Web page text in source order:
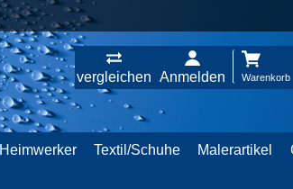
vergleichen Anmelden Warenkorb
Heimwerker Textil/Schuhe Malerartikel